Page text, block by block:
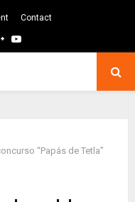
Contact
GoogleYoutube
“Papás de Tetla”